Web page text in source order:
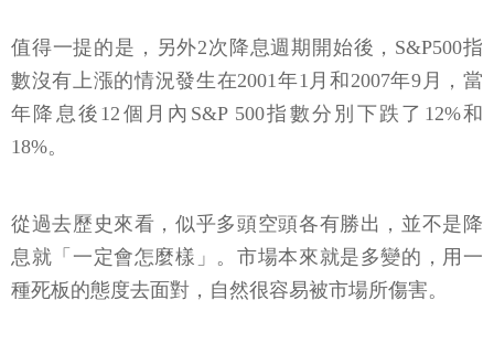
值得一提的是，另外2次降息週期開始後，S&P500指
數沒有上漲的情況發生在2001年1月和2007年9月，當
年降息後12個月內S&P 500指數分別下跌了12%和
18%。
從過去歷史來看，似乎多頭空頭各有勝出，並不是降
息就「一定會怎麼樣」。市場本來就是多變的，用一
種死板的態度去面對，自然很容易被市場所傷害。